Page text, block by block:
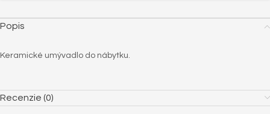
Popis
Keramické umývadlo do nábytku.
Recenzie (0)